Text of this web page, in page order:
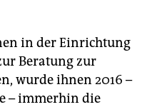
in der Einrichtung
Beratung zur
wurde ihnen 2016 –
– immerhin die